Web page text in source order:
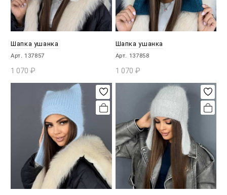
Шапка ушанка
Арт. 137857
1 070 ₽
В КОРЗИНУ
Шапка ушанка
Арт. 137858
1 070 ₽
В КОРЗИНУ